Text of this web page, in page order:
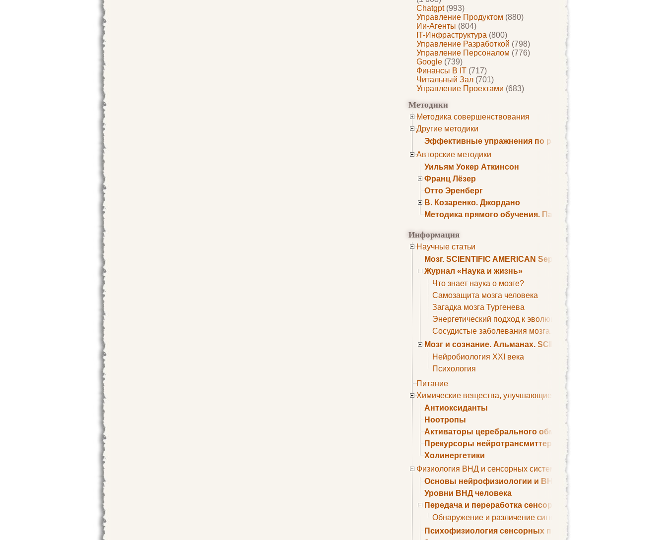
Chatgpt(993)
Управление Продуктом (880)
Ии-Агенты (804)
IT-Инфраструктура (800)
Управление Разработкой (798)
Управление Персоналом (776)
Google (739)
Финансы В IT (717)
Читальный Зал (701)
Управление Проектами (683)
Методики
Методика совершенствования
Другие методики
Эффективные упражнения по развитию памяти
Авторские методики
Уильям Уокер Аткинсон
Франц Лёзер
Отто Эренберг
В. Козаренко. Джордано
Методика прямого обучения. Пауль Шелли
Информация
Научные статьи
Мозг. SCIENTIFIC AMERICAN September 1979
Журнал «Наука и жизнь»
Что знает наука о мозге?
Самозащита мозга человека
Загадка мозга Тургенева
Энергетический подход к эволюции мозга
Сосудистые заболевания мозга. Все может начаться с
Мозг и сознание. Альманах. SCIENTIFIC AMERICAN
Нейробиология XXI века
Психология
Питание
Химические вещества, улучшающие умственные способности
Антиоксиданты
Ноотропы
Активаторы церебрального обмена веществ
Прекурсоры нейротрансмиттеров
Холинергетики
Физиология ВНД и сенсорных систем
Основы нейрофизиологии и ВНД
Уровни ВНД человека
Передача и переработка сенсорных сигналов
Обнаружение и различение сигналов. Сенсорная рецепция
Психофизиология сенсорных процессов